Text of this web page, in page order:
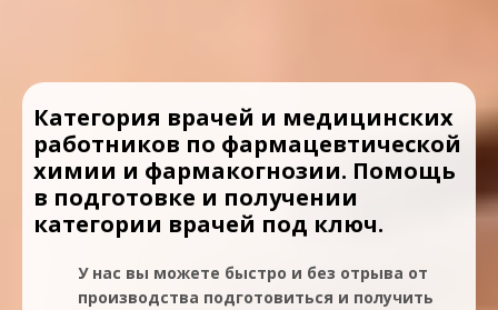
Категория врачей и медицинских
работников по фармацевтической
химии и фармакогнозии. Помощь
в подготовке и получении
категории врачей под ключ.
У нас вы можете быстро и без отрыва от
производства подготовиться и получить